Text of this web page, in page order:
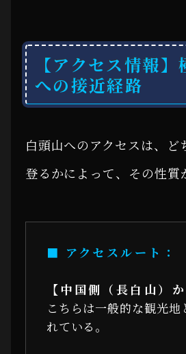
【アクセス情報
への接近経路
白頭山へのアクセスは、ど
登るかによって、その性質
■ アクセスルート：
【中国側（長白山）
こちらは一般的な観光地
れている。